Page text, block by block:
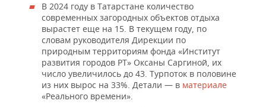
В 2024 году в Татарстане количество
современных загородных объектов отдыха
вырастет еще на 15. В текущем году, по
словам руководителя Дирекции по
природным территориям фонда «Институт
развития городов РТ» Оксаны Саргиной, их
число увеличилось до 43. Турпоток в половине
из них вырос на 33%. Детали — в материале
«Реального времени».